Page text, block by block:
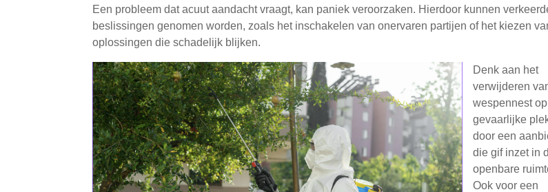
Een probleem dat acuut aandacht vraagt, kan paniek veroorzaken. Hierdoor kunnen
beslissingen genomen worden, zoals het inschakelen van onervaren partijen of het kiezen
oplossingen die schadelijk blijken.
Denk aan het
verwijderen
wespennest
gevaarlijke
door een
die gif inzet in
openbare
Ook voor een